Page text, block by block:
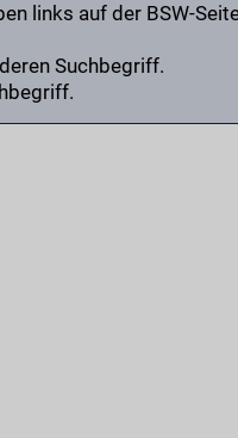
links auf der BSW-
Suchbegriff.